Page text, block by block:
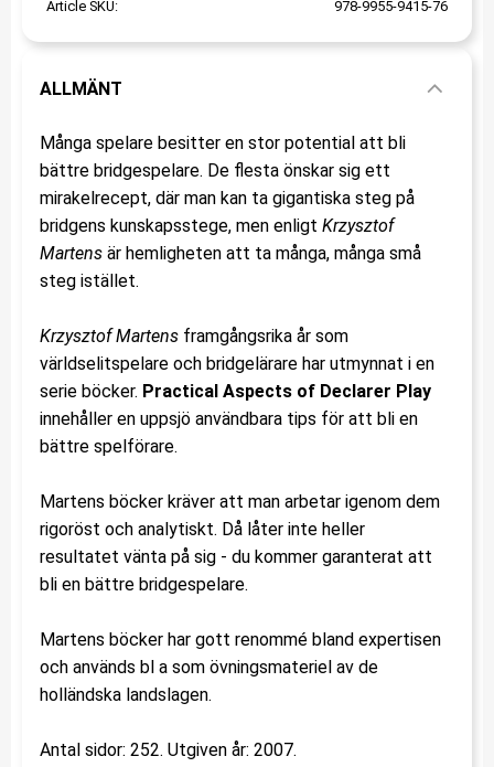
Article SKU 978-9955-9415-76
ALLMÄNT
Många spelare besitter en stor potential att bli
bättre bridgespelare. De flesta önskar sig ett
mirakelrecept, där man kan ta gigantiska steg på
bridgens kunskapsstege, men enligt Krzysztof
Martens är hemligheten att ta många, många små
steg istället.
Krzysztof Martens framgångsrika år som
världselitspelare och bridgelärare har utmynnat i en
serie böcker. Practical Aspects of Declarer Play
innehåller en uppsjö användbara tips för att bli en
bättre spelförare.
Martens böcker kräver att man arbetar igenom dem
rigoröst och analytiskt. Då låter inte heller
resultatet vänta på sig - du kommer garanterat att
bli en bättre bridgespelare.
Martens böcker har gott renommé bland expertisen
och används bl a som övningsmateriel av de
holländska landslagen.
Antal sidor: 252. Utgiven år: 2007.